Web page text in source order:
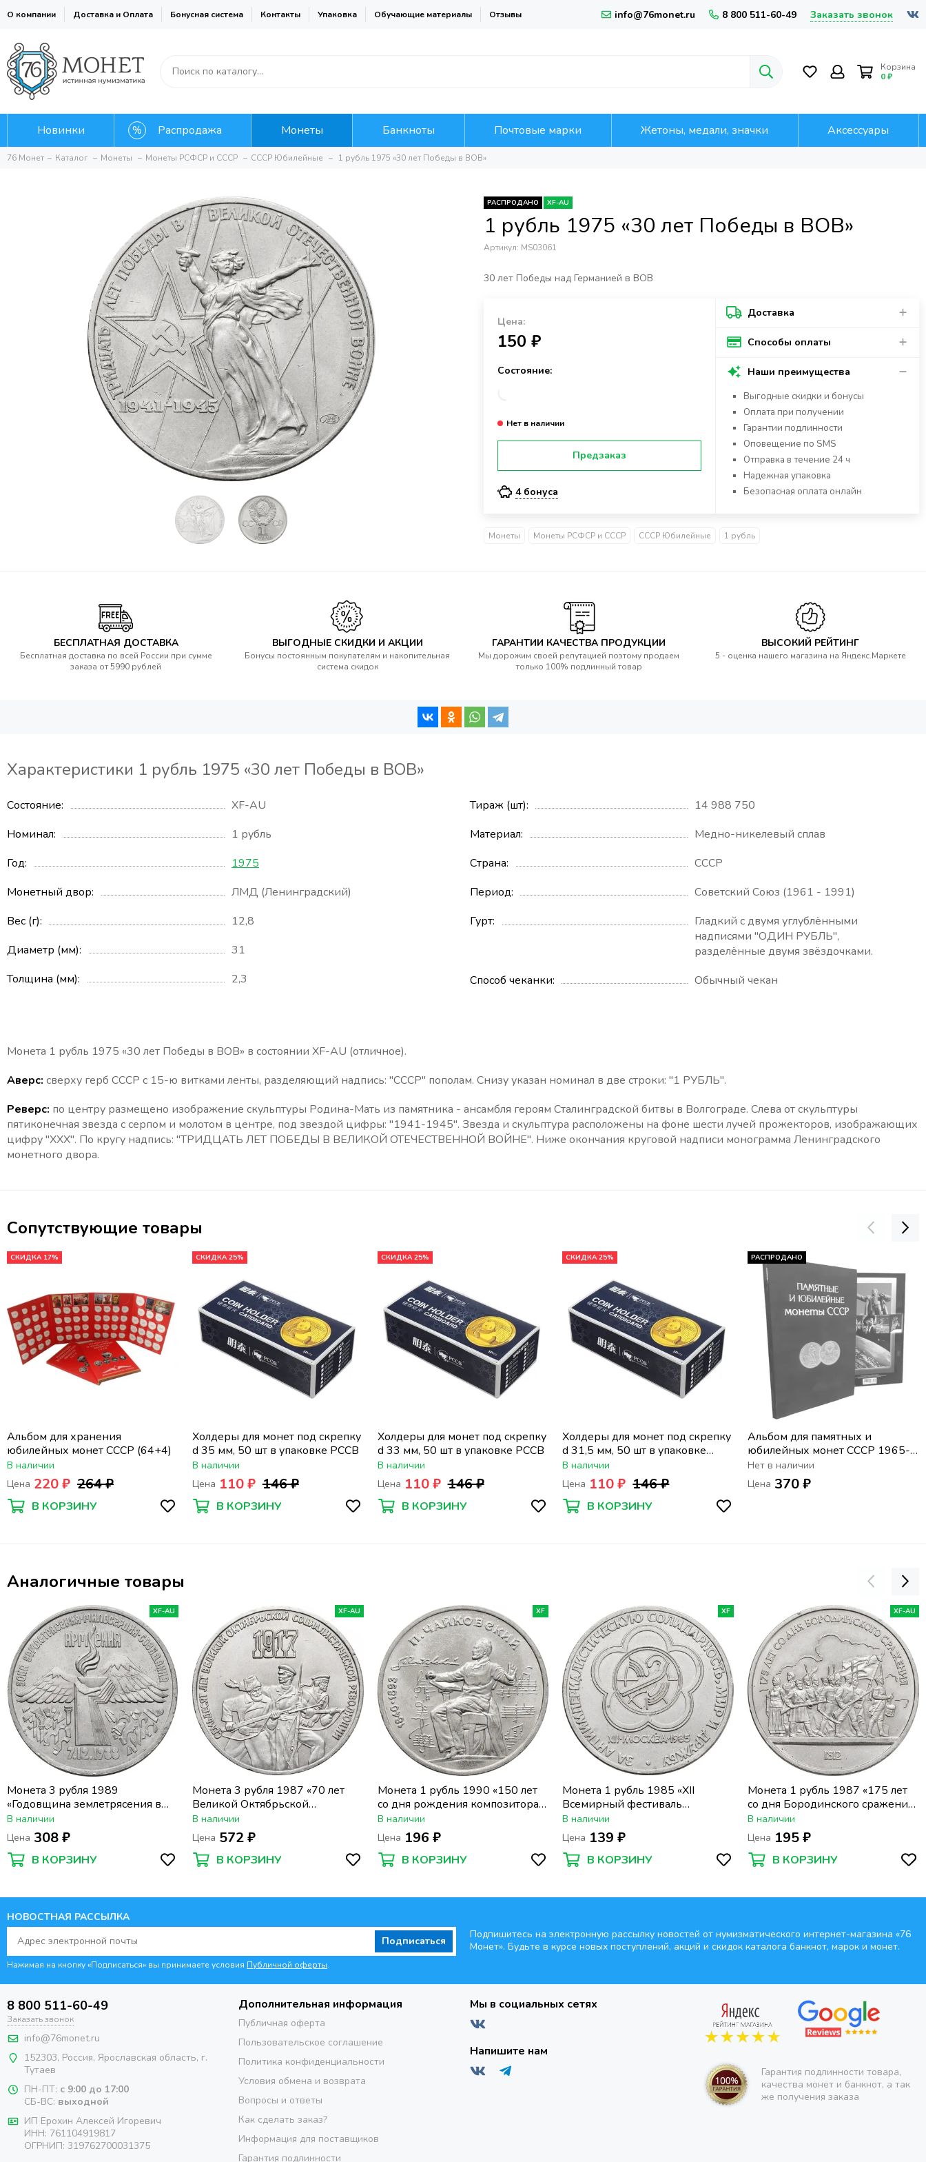
О компании Доставка и Оплата Бонусная система Контакты Упаковка Обучающие материалы Отзывы info@76monet.ru 8 800 511-60-49 Заказать звонок
Корзина
0 ₽
Новинки Распродажа Монеты Банкноты Почтовые марки Жетоны, медали, значки Аксессуары
76 Монет Каталог Монеты Монеты РСФСР и СССР СССР Юбилейные 1 рубль 1975 «30 лет Победы в ВОВ»
РАСПРОДАНО XF-AU
1 рубль 1975 «30 лет Победы в ВОВ»
Артикул: MS03061
30 лет Победы над Германией в ВОВ
Цена:
150 ₽
Состояние:
Предзаказ
4 бонуса
Доставка
Способы оплаты
Наши преимущества
Выгодные скидки и бонусы
Оплата при получении
Гарантии подлинности
Оповещение по SMS
Отправка в течение 24 ч
Надежная упаковка
Безопасная оплата онлайн
Монеты Монеты РСФСР и СССР СССР Юбилейные 1 рубль
БЕСПЛАТНАЯ ДОСТАВКА
Бесплатная доставка по всей России при сумме
заказа от 5990 рублей
ВЫГОДНЫЕ СКИДКИ И АКЦИИ
Бонусы постоянным покупателям и накопительная
система скидок
ГАРАНТИИ КАЧЕСТВА ПРОДУКЦИИ
Мы дорожим своей репутацией поэтому продаем
только 100% подлинный товар
ВЫСОКИЙ РЕЙТИНГ
5 - оценка нашего магазина на Яндекс.Маркете
Характеристики 1 рубль 1975 «30 лет Победы в ВОВ»
Состояние
XF-AU
Номинал
1 рубль
Год
1975
Монетный двор
ЛМД (Ленинградский)
Вес (г)
12,8
Диаметр (мм)
31
Толщина (мм)
2,3
Тираж (шт)
14 988 750
Материал
Медно-никелевый сплав
Страна
СССР
Период
Советский Союз (1961 - 1991)
Гурт
Гладкий с двумя углублёнными
надписями "ОДИН РУБЛЬ",
разделённые двумя звёздочками.
Способ чеканки
Обычный чекан
Монета 1 рубль 1975 «30 лет Победы в ВОВ» в состоянии XF-AU (отличное).
Аверс: сверху герб СССР с 15-ю витками ленты, разделяющий надпись: "СССР" пополам. Снизу указан номинал в две строки: "1 РУБЛЬ".
Реверс: по центру размещено изображение скульптуры Родина-Мать из памятника - ансамбля героям Сталинградской битвы в Волгограде. Слева от скульптуры
пятиконечная звезда с серпом и молотом в центре, под звездой цифры: "1941-1945". Звезда и скульптура расположены на фоне шести лучей прожекторов, изображающих
цифру "XXX". По кругу надпись: "ТРИДЦАТЬ ЛЕТ ПОБЕДЫ В ВЕЛИКОЙ ОТЕЧЕСТВЕННОЙ ВОЙНЕ". Ниже окончания круговой надписи монограмма Ленинградского
монетного двора.
Сопутствующие товары
СКИДКА 17%
Альбом для хранения
юбилейных монет СССР (64+4)
В наличии
Цена 220 ₽ 264 ₽
В КОРЗИНУ
СКИДКА 25%
Холдеры для монет под скрепку
d 35 мм, 50 шт в упаковке PCCB
В наличии
Цена 110 ₽ 146 ₽
В КОРЗИНУ
СКИДКА 25%
Холдеры для монет под скрепку
d 33 мм, 50 шт в упаковке PCCB
В наличии
Цена 110 ₽ 146 ₽
В КОРЗИНУ
СКИДКА 25%
Холдеры для монет под скрепку
d 31,5 мм, 50 шт в упаковке
PCCB
В наличии
Цена 110 ₽ 146 ₽
В КОРЗИНУ
РАСПРОДАНО
Альбом для памятных и
юбилейных монет СССР 1965-
1991 (с копейками - 68 монет)
Нет в наличии
Цена 370 ₽
Аналогичные товары
XF-AU
Монета 3 рубля 1989
«Годовщина землетрясения в
Армении»
В наличии
Цена 308 ₽
В КОРЗИНУ
XF-AU
Монета 3 рубля 1987 «70 лет
Великой Октябрьской
революции»
В наличии
Цена 572 ₽
В КОРЗИНУ
XF
Монета 1 рубль 1990 «150 лет
со дня рождения композитора
П.И. Чайковского»
В наличии
Цена 196 ₽
В КОРЗИНУ
XF
Монета 1 рубль 1985 «XII
Всемирный фестиваль
молодежи и студентов»
В наличии
Цена 139 ₽
В КОРЗИНУ
XF-AU
Монета 1 рубль 1987 «175 лет
со дня Бородинского сражения
барельеф (Бородино,
панорама)»
В наличии
Цена 195 ₽
В КОРЗИНУ
НОВОСТНАЯ РАССЫЛКА
Подписаться
Нажимая на кнопку «Подписаться» вы принимаете условия Публичной оферты.
Подпишитесь на электронную рассылку новостей от нумизматического интернет-магазина «76
Монет». Будьте в курсе новых поступлений, акций и скидок каталога банкнот, марок и монет.
8 800 511-60-49
Заказать звонок
info@76monet.ru
152303, Россия, Ярославская область, г.
Тутаев
ПН-ПТ: с 9:00 до 17:00
СБ-ВС: выходной
ИП Ерохин Алексей Игоревич
ИНН: 761104919817
ОГРНИП: 319762700031375
Дополнительная информация
Публичная оферта
Пользовательское соглашение
Политика конфиденциальности
Условия обмена и возврата
Вопросы и ответы
Как сделать заказ?
Информация для поставщиков
Гарантия подлинности
Мы в социальных сетях
Напишите нам
Гарантия подлинности товара,
качества монет и банкнот, а так
же получения заказа